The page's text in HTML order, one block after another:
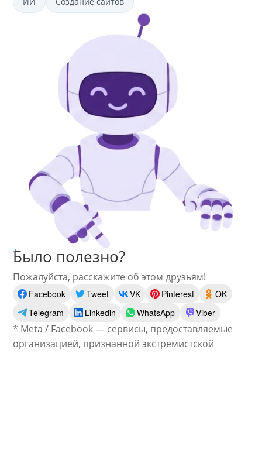
Было полезно?
Пожалуйста, расскажите об этом друзьям!
Facebook Tweet VK Pinterest
OK
Telegram
Linkedin WhatsApp Viber
* Meta / Facebook — сервисы, предоставляемые
организацией, признанной экстремистской